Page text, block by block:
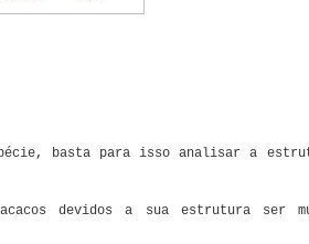
basta para isso analisar a
devidos a sua estrutura ser